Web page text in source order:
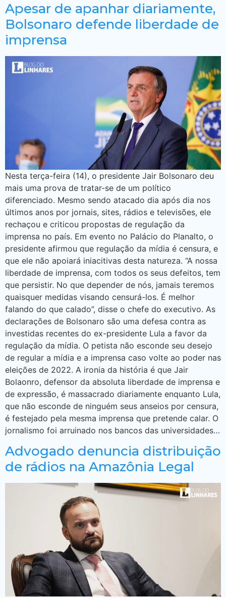
Apesar de apanhar diariamente,
Bolsonaro defende liberdade de
imprensa
Nesta terça-feira (14), o presidente Jair Bolsonaro deu
mais uma prova de tratar-se de um político
diferenciado. Mesmo sendo atacado dia após dia nos
últimos anos por jornais, sites, rádios e televisões, ele
rechaçou e criticou propostas de regulação da
imprensa no país. Em evento no Palácio do Planalto, o
presidente afirmou que regulação da mídia é censura, e
que ele não apoiará iniacitivas desta natureza. “A nossa
liberdade de imprensa, com todos os seus defeitos, tem
que persistir. No que depender de nós, jamais teremos
quaisquer medidas visando censurá-los. É melhor
falando do que calado”, disse o chefe do executivo. As
declarações de Bolsonaro são uma defesa contra as
investidas recentes do ex-presidente Lula a favor da
regulação da mídia. O petista não esconde seu desejo
de regular a mídia e a imprensa caso volte ao poder nas
eleições de 2022. A ironia da história é que Jair
Bolaonro, defensor da absoluta liberdade de imprensa e
de expressão, é massacrado diariamente enquanto Lula,
que não esconde de ninguém seus anseios por censura,
é festejado pela mesma imprensa que pretende calar. O
jornalismo foi arruinado nos bancos das universidades…
Advogado denuncia distribuição
de rádios na Amazônia Legal